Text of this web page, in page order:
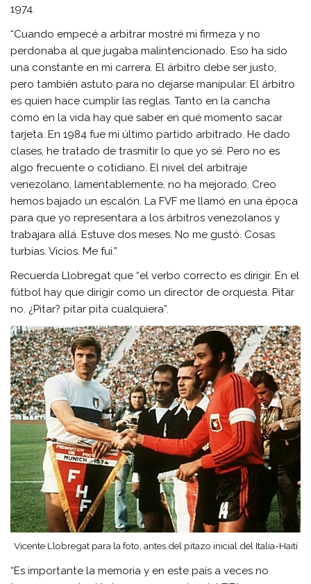
1974.
“Cuando empecé a arbitrar mostré mi firmeza y no
perdonaba al que jugaba malintencionado. Eso ha sido
una constante en mi carrera. El árbitro debe ser justo,
pero también astuto para no dejarse manipular. El árbitro
es quien hace cumplir las reglas. Tanto en la cancha
como en la vida hay que saber en qué momento sacar
tarjeta. En 1984 fue mi último partido arbitrado. He dado
clases, he tratado de trasmitir lo que yo sé. Pero no es
algo frecuente o cotidiano. El nivel del arbitraje
venezolano, lamentablemente, no ha mejorado. Creo
hemos bajado un escalón. La FVF me llamó en una época
para que yo representara a los árbitros venezolanos y
trabajara allá. Estuve dos meses. No me gustó. Cosas
turbias. Vicios. Me fui.”
Recuerda Llobregat que “el verbo correcto es dirigir. En el
fútbol hay que dirigir como un director de orquesta. Pitar
no. ¿Pitar? pitar pita cualquiera”.
Vicente Llobregat para la foto, antes del pitazo inicial del Italia-Haití
“Es importante la memoria y en este país a veces no